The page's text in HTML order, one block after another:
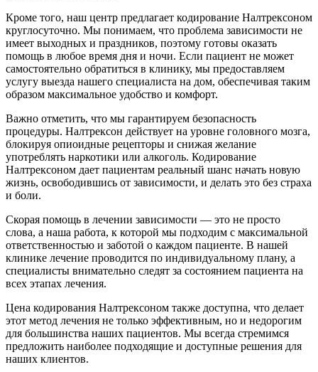
Кроме того, наш центр предлагает кодирование Налтрексоном
круглосуточно. Мы понимаем, что проблема зависимости не
имеет выходных и праздников, поэтому готовы оказать
помощь в любое время дня и ночи. Если пациент не может
самостоятельно обратиться в клинику, мы предоставляем
услугу выезда нашего специалиста на дом, обеспечивая таким
образом максимальное удобство и комфорт.
Важно отметить, что мы гарантируем безопасность
процедуры. Налтрексон действует на уровне головного мозга,
блокируя опиоидные рецепторы и снижая желание
употреблять наркотики или алкоголь. Кодирование
Налтрексоном дает пациентам реальный шанс начать новую
жизнь, освободившись от зависимости, и делать это без страха
и боли.
Скорая помощь в лечении зависимости — это не просто
слова, а наша работа, к которой мы подходим с максимальной
ответственностью и заботой о каждом пациенте. В нашей
клинике лечение проводится по индивидуальному плану, а
специалисты внимательно следят за состоянием пациента на
всех этапах лечения.
Цена кодирования Налтрексоном также доступна, что делает
этот метод лечения не только эффективным, но и недорогим
для большинства наших пациентов. Мы всегда стремимся
предложить наиболее подходящие и доступные решения для
наших клиентов.